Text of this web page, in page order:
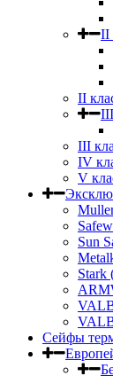
II
II
III
IV
V
Sun
Stark
Сейфы